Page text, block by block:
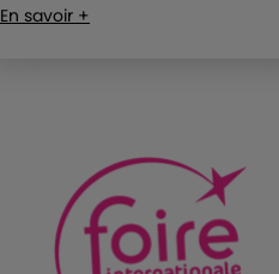
En savoir +